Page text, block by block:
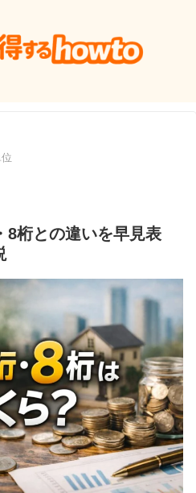
8桁との違いを早見表